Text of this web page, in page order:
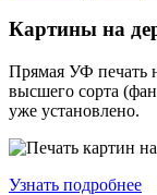
Картины на
Прямая УФ печать
высшего сорта
уже установлено.
Узнать подробнее